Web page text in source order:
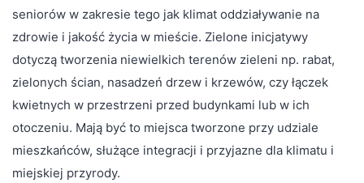
seniorów w zakresie tego jak klimat oddziaływanie na
zdrowie i jakość życia w mieście. Zielone inicjatywy
dotyczą tworzenia niewielkich terenów zieleni np. rabat,
zielonych ścian, nasadzeń drzew i krzewów, czy łączek
kwietnych w przestrzeni przed budynkami lub w ich
otoczeniu. Mają być to miejsca tworzone przy udziale
mieszkańców, służące integracji i przyjazne dla klimatu i
miejskiej przyrody.